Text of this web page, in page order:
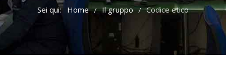
Sei qui: Home / Il gruppo / Codice etico